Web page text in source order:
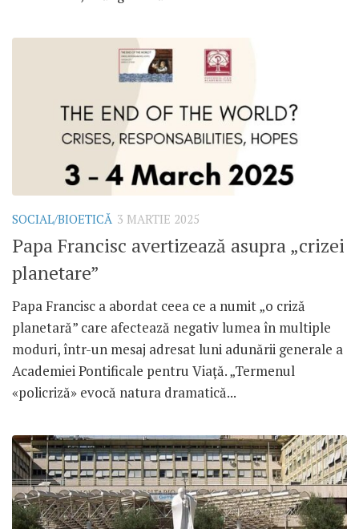
SOCIAL/BIOETICĂ 3 MARTIE 2025
Papa Francisc avertizează asupra „crizei
planetare”
Papa Francisc a abordat ceea ce a numit „o criză
planetară” care afectează negativ lumea în multiple
moduri, într-un mesaj adresat luni adunării generale a
Academiei Pontificale pentru Viață. „Termenul
«policriză» evocă natura dramatică...